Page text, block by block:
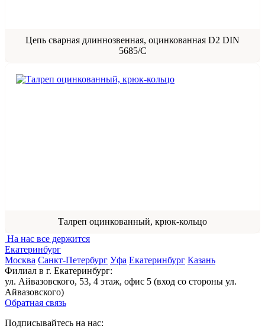
Цепь сварная длиннозвенная, оцинкованная D2 DIN
5685/C
Талреп оцинкованный, крюк-кольцо
На нас все держится
Екатеринбург
Москва Санкт-Петербург Уфа Екатеринбург Казань
Филиал в г. Екатеринбург:
ул. Айвазовского, 53, 4 этаж, офис 5 (вход со стороны ул.
Айвазовского)
Обратная связь
Подписывайтесь на нас: